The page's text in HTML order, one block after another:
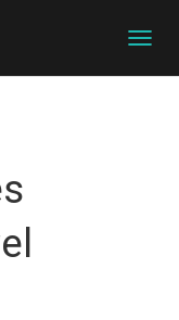
A